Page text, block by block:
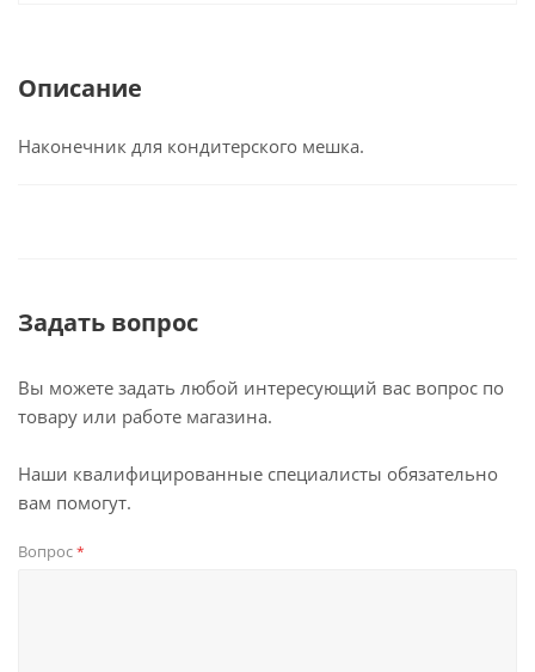
Описание
Наконечник для кондитерского мешка.
Задать вопрос
Вы можете задать любой интересующий вас вопрос по
товару или работе магазина.
Наши квалифицированные специалисты обязательно
вам помогут.
Вопрос*